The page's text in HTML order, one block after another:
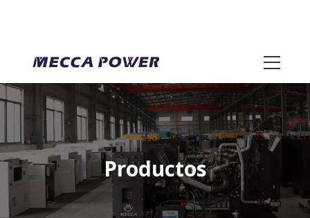
Productos